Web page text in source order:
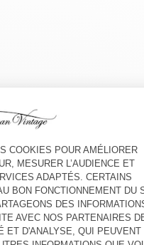
CHAUSSETTES ENFANT
CLYPSUN
€ 15
CHAUSSETTES ENFANT
CLYPSUN
€ 15